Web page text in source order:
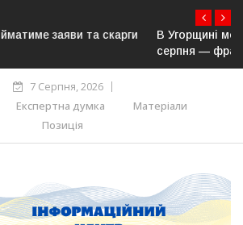
нового президента вже 11
7 Серпня, 2026
Експертна думка
Матеріали
Позиція